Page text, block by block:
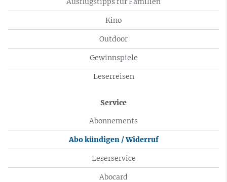
Kino
Outdoor
Gewinnspiele
Leserreisen
Service
Abonnements
Abo kündigen / Widerruf
Leserservice
Abocard